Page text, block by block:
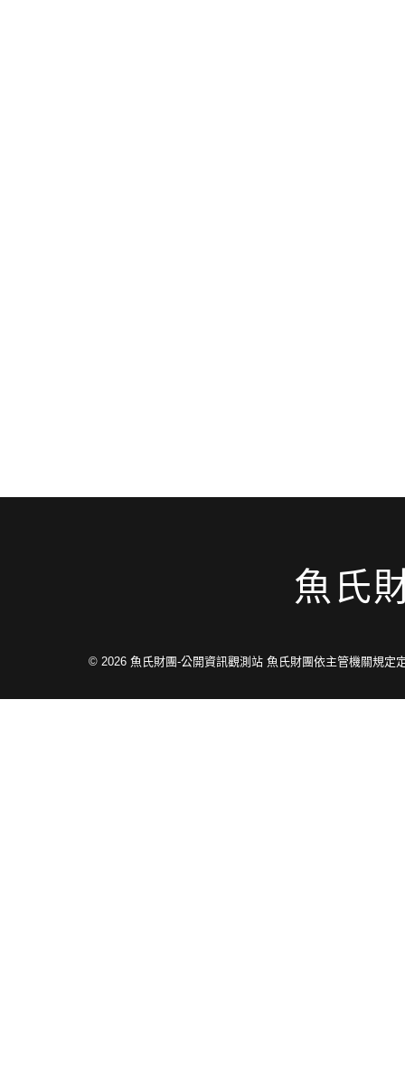
魚氏
© 2026 魚氏財團-公開資訊觀測站 魚氏財團依主管機關規定